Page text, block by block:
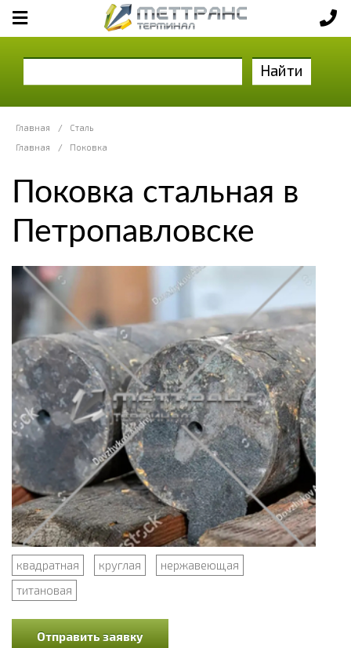
Найти
Главная /
Сталь
Главная
/ Поковка
Поковка стальная в
Петропавловске
квадратная круглая
нержавеющая
титановая
Отправить заявку